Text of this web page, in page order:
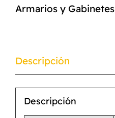
Armarios y Gabinetes
Descripción
Descripción